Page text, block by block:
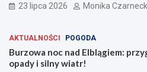
23 lipca 2026 Monika
AKTUALNOŚCI POGODA
Burzowa noc nad Elblągiem:
opady i silny wiatr!